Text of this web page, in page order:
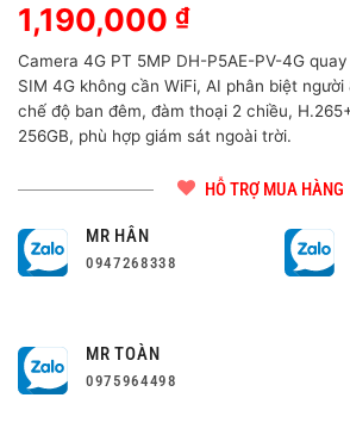
1,190,000 ₫
Camera 4G PT 5MP DH-P5AE-PV-4G
SIM 4G không cần WiFi, AI phân biệt
chế độ ban đêm, đàm thoại 2 chiều,
256GB, phù hợp giám sát ngoài trời.
HỖ TRỢ MUA HÀNG
MR HÂN
0947268338
MR TOÀN
0975964498